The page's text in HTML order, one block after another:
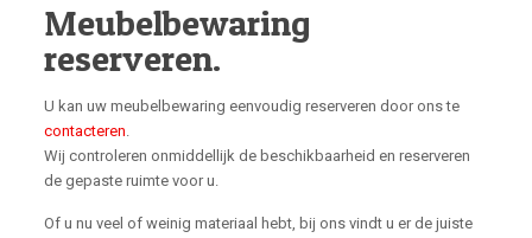
Meubelbewaring
reserveren.
U kan uw meubelbewaring eenvoudig reserveren door ons te
contacteren.
Wij controleren onmiddellijk de beschikbaarheid en reserveren
de gepaste ruimte voor u.
Of u nu veel of weinig materiaal hebt, bij ons vindt u er de juiste